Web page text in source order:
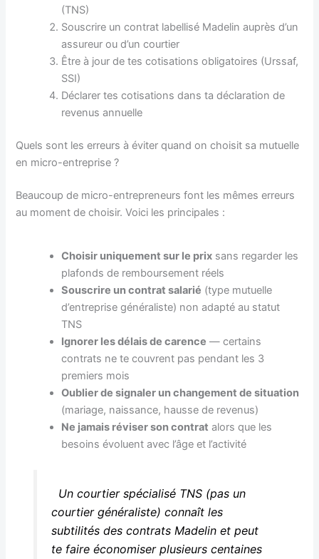
(TNS)
Souscrire un contrat labellisé Madelin auprès d’un
assureur ou d’un courtier
Être à jour de tes cotisations obligatoires (Urssaf,
SSI)
Déclarer tes cotisations dans ta déclaration de
revenus annuelle
Quels sont les erreurs à éviter quand on choisit sa mutuelle
en micro-entreprise ?
Beaucoup de micro-entrepreneurs font les mêmes erreurs
au moment de choisir. Voici les principales :
Choisir uniquement sur le prix sans regarder les
plafonds de remboursement réels
Souscrire un contrat salarié (type mutuelle
d’entreprise généraliste) non adapté au statut
TNS
Ignorer les délais de carence — certains
contrats ne te couvrent pas pendant les 3
premiers mois
Oublier de signaler un changement de situation
(mariage, naissance, hausse de revenus)
Ne jamais réviser son contrat alors que les
besoins évoluent avec l’âge et l’activité
Un courtier spécialisé TNS (pas un
courtier généraliste) connaît les
subtilités des contrats Madelin et peut
te faire économiser plusieurs centaines